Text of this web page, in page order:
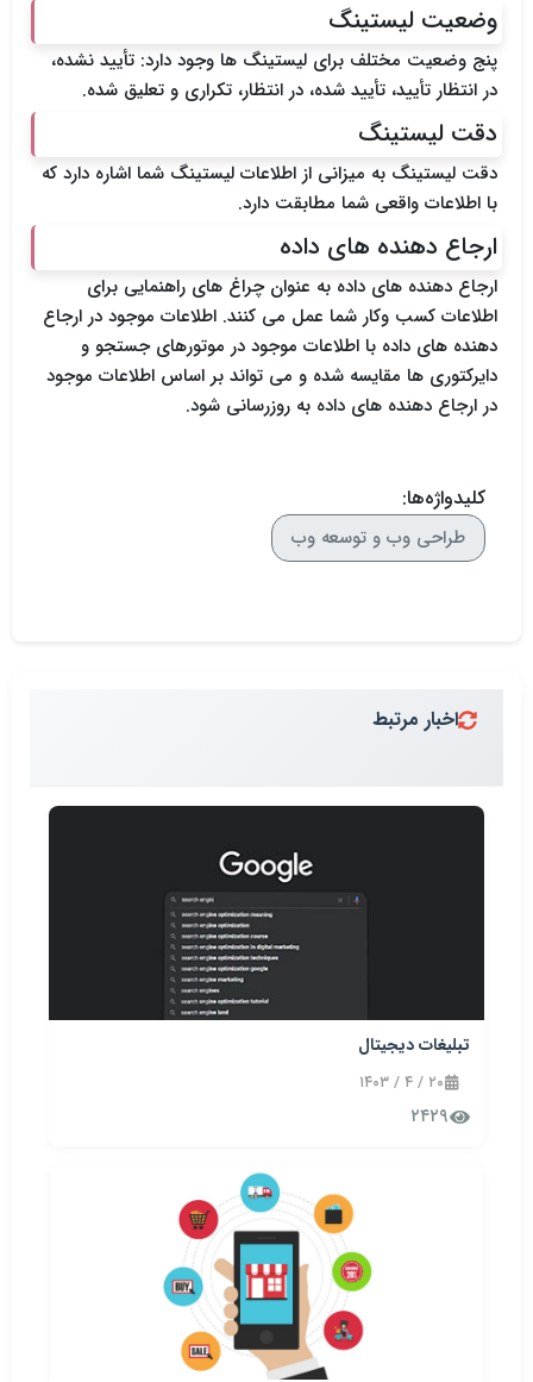
وضعیت لیستینگ
پنج وضعیت مختلف برای لیستینگ ها وجود دارد: تأیید نشده،
در انتظار تأیید، تأیید شده، در انتظار، تکراری و تعلیق شده.
دقت لیستینگ
دقت لیستینگ به میزانی از اطلاعات لیستینگ شما اشاره دارد که
با اطلاعات واقعی شما مطابقت دارد.
ارجاع دهنده های داده
ارجاع دهنده های داده به عنوان چراغ های راهنمایی برای
اطلاعات کسب وکار شما عمل می کنند. اطلاعات موجود در ارجاع
دهنده های داده با اطلاعات موجود در موتورهای جستجو و
دایرکتوری ها مقایسه شده و می تواند بر اساس اطلاعات موجود
در ارجاع دهنده های داده به روزرسانی شود.
کلیدواژه‌ها:
طراحی وب و توسعه وب
اخبار مرتبط
تبلیغات دیجیتال
۲۰ / ۴ / ۱۴۰۳
۲۴۲۹